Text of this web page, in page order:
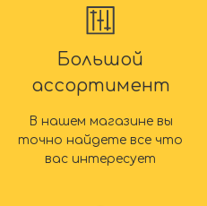
Большой
ассортимент
В нашем магазине вы
точно найдете все что
вас интересует